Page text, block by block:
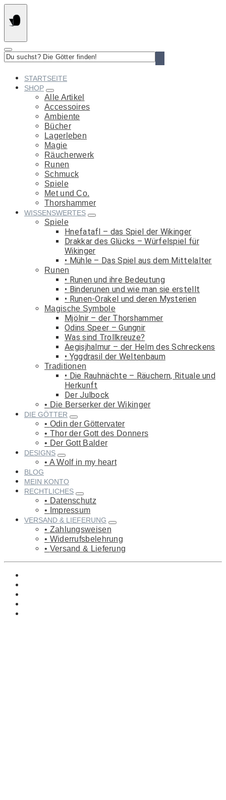
Springe
zum
Inhalt
suchst?
STARTSEITE
SHOP
Alle Artikel
Accessoires
Ambiente
Bücher
Lagerleben
Magie
Räucherwerk
Runen
Schmuck
Spiele
Met und Co.
Thorshammer
WISSENSWERTES
Spiele
Hnefatafl – das Spiel der Wikinger
Drakkar des Glücks – Würfelspiel für
Wikinger
Mühle – Das Spiel aus dem Mittelalter
Runen
Runen und ihre Bedeutung
Binderunen und wie man sie erstellt
Runen-Orakel und deren Mysterien
Magische Symbole
Mjölnir – der Thorshammer
Odins Speer – Gungnir
Was sind Trollkreuze?
Aegisjhalmur – der Helm des Schreckens
Yggdrasil der Weltenbaum
Traditionen
Die Rauhnächte – Räuchern, Rituale und
Herkunft
Der Julbock
Die Berserker der Wikinger
DIE GÖTTER
Odin der Göttervater
Thor der Gott des Donners
Der Gott Balder
DESIGNS
A Wolf in my heart
BLOG
MEIN KONTO
RECHTLICHES
Datenschutz
Impressum
VERSAND & LIEFERUNG
Zahlungsweisen
Widerrufsbelehrung
Versand & Lieferung